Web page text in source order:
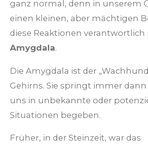
ganz normal, denn in unserem
einen kleinen, aber mächtigen
diese Reaktionen verantwortlich
Amygdala.
Die Amygdala ist der
Gehirns. Sie springt immer
uns in unbekannte oder
Situationen begeben.
Früher, in der Steinzeit, war das